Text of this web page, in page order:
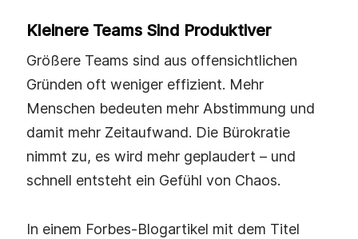
Kleinere Teams Sind Produktiver
Größere Teams sind aus offensichtlichen
Gründen oft weniger effizient. Mehr
Menschen bedeuten mehr Abstimmung und
damit mehr Zeitaufwand. Die Bürokratie
nimmt zu, es wird mehr geplaudert – und
schnell entsteht ein Gefühl von Chaos.
In einem Forbes‑Blogartikel mit dem Titel